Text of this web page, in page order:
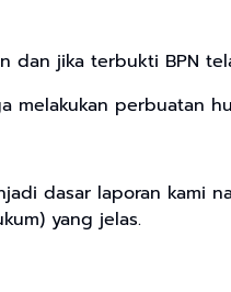
dan jika terbukti BPN
melakukan perbuatan
dasar laporan kami
yang jelas.